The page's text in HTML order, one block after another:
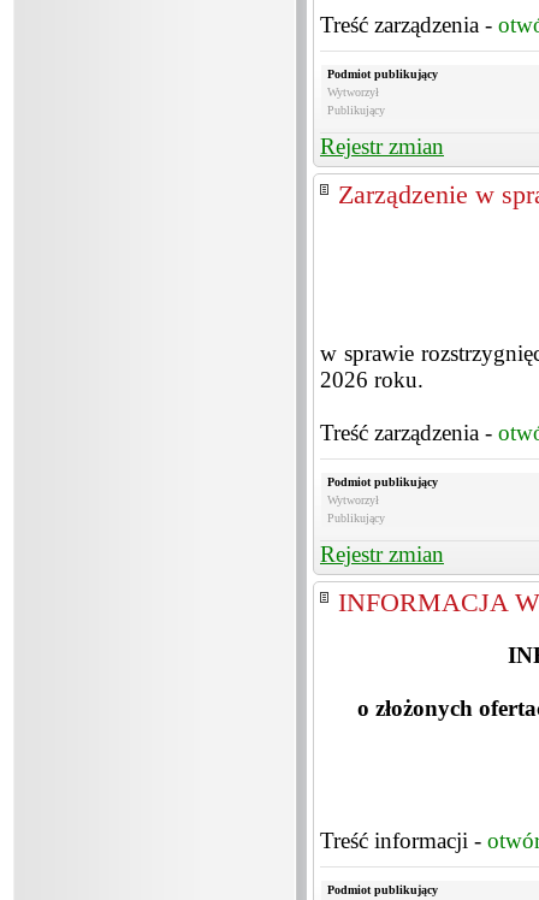
Treść zarządzenia -
Podmiot publikujący
Wytworzył
Publikujący
Rejestr zmian
Zarządzenie w
w sprawie
2026 roku.
Treść zarządzenia -
Podmiot publikujący
Wytworzył
Publikujący
Rejestr zmian
INFORMACJA
o złożonych
Treść informacji -
Podmiot publikujący